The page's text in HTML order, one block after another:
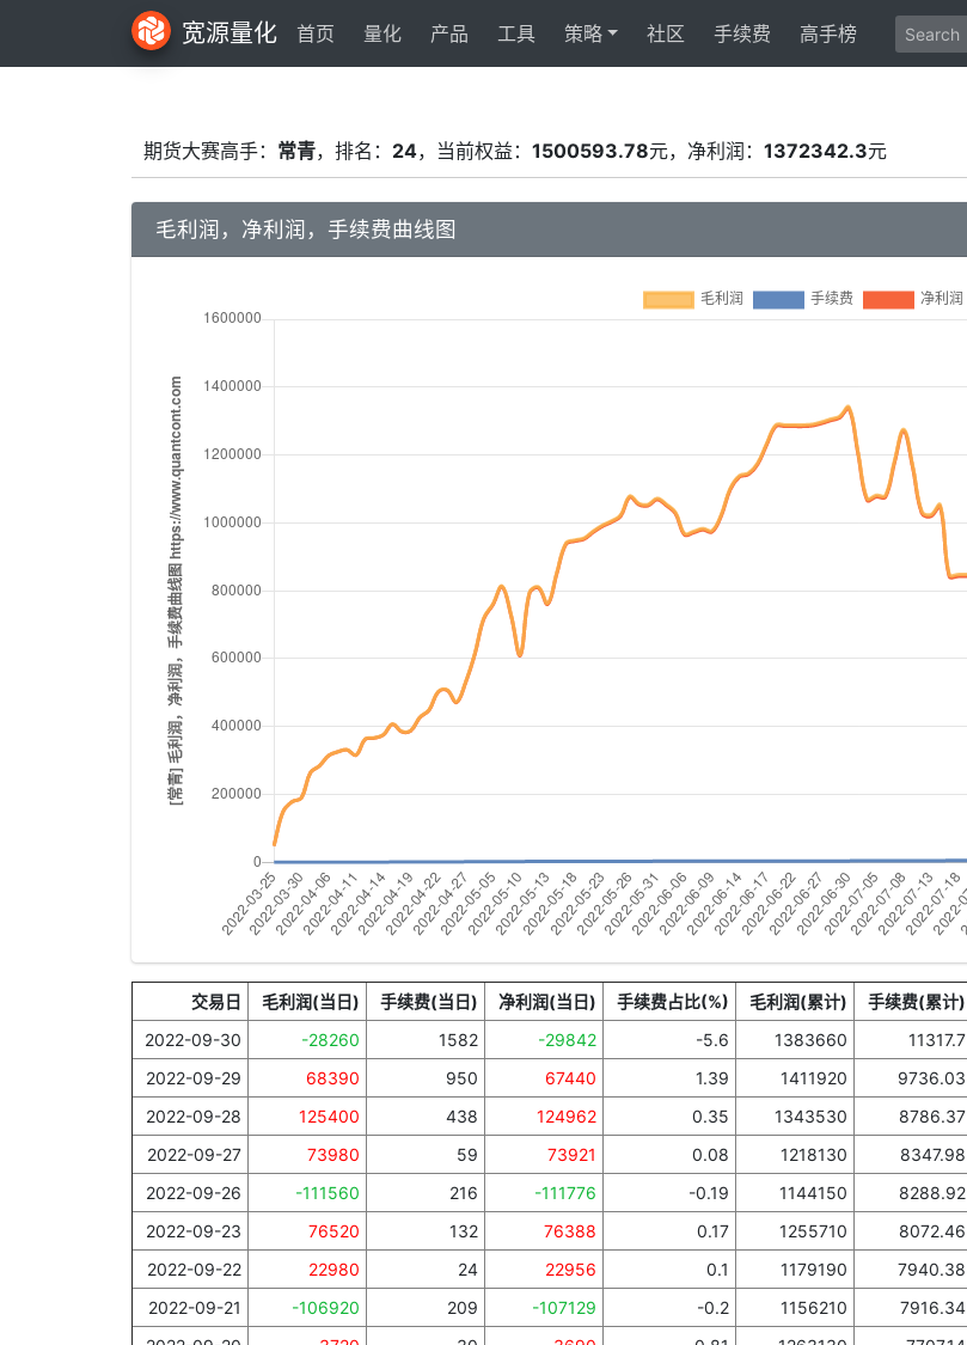
宽源量化 首页 量化 产品 工具 策略 社区 手续费 高手榜
期货大赛高手： 常青，排名： 24，当前权益： 1500593.78元，净利润： 1372342.3元
毛利润，净利润，手续费曲线图
交易日 毛利润(当日) 手续费(当日) 净利润(当日) 手续费占比(%) 毛利润(累计) 手续费(累计)
2022-09-30
-28260 1582 -29842 -5.6 1383660 11317.7
2022-09-29
68390 950 67440 1.39 1411920 9736.03
2022-09-28
125400 438 124962 0.35 1343530 8786.37
2022-09-27
73980 59 73921 0.08 1218130 8347.98
2022-09-26
-111560 216 -111776 -0.19 1144150 8288.92
2022-09-23
76520 132 76388 0.17 1255710 8072.46
2022-09-22
22980 24 22956 0.1 1179190 7940.38
2022-09-21
-106920 209 -107129 -0.2 1156210 7916.34